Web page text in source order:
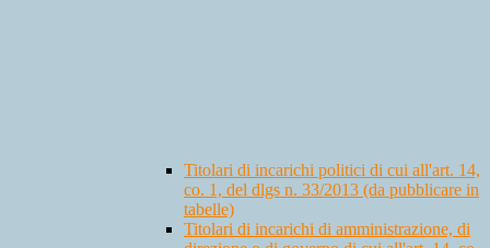
Titolari di incarichi politici di cui all'art. 14,
co. 1, del dlgs n. 33/2013 (da pubblicare in
tabelle)
Titolari di incarichi di amministrazione, di